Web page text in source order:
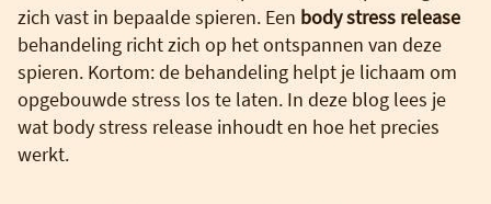
zich vast in bepaalde spieren. Een body stress release
behandeling richt zich op het ontspannen van deze
spieren. Kortom: de behandeling helpt je lichaam om
opgebouwde stress los te laten. In deze blog lees je
wat body stress release inhoudt en hoe het precies
werkt.